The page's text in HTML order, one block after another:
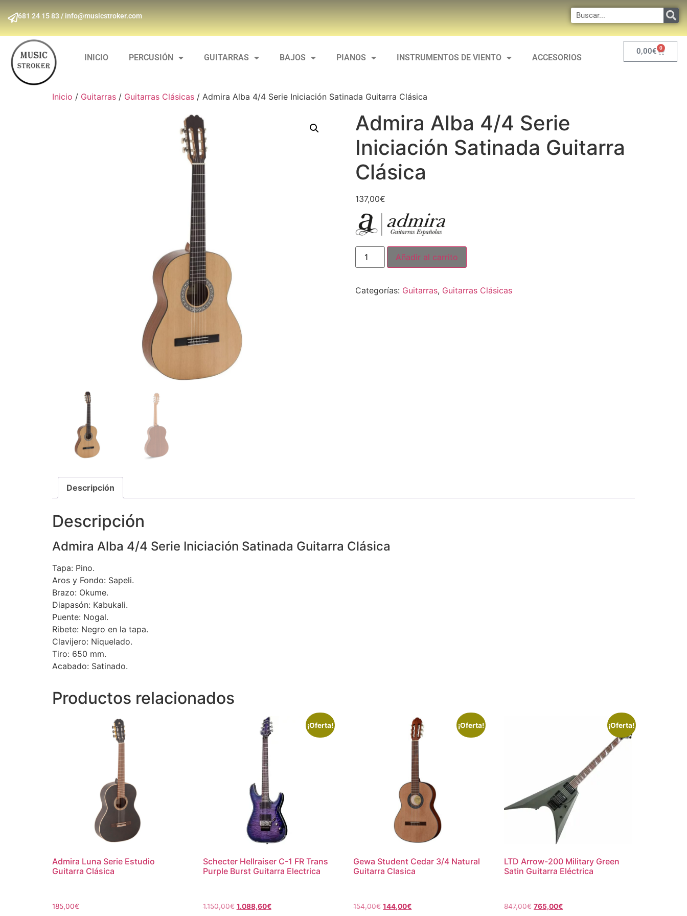
681 24 15 83 / info@musicstroker.com
INICIO PERCUSIÓN GUITARRAS BAJOS PIANOS INSTRUMENTOS DE VIENTO ACCESORIOS
0,00€ 0
Inicio / Guitarras / Guitarras Clásicas / Admira Alba 4/4 Serie Iniciación Satinada Guitarra Clásica
Admira Alba 4/4 Serie
Iniciación Satinada Guitarra
Clásica
137,00€
Añadir al carrito
Categorías: Guitarras, Guitarras Clásicas
Descripción
Descripción
Admira Alba 4/4 Serie Iniciación Satinada Guitarra Clásica
Tapa: Pino.
Aros y Fondo: Sapeli.
Brazo: Okume.
Diapasón: Kabukali.
Puente: Nogal.
Ribete: Negro en la tapa.
Clavijero: Niquelado.
Tiro: 650 mm.
Acabado: Satinado.
Productos relacionados
Admira Luna Serie Estudio
Guitarra Clásica
185,00€
¡Oferta!
Schecter Hellraiser C-1 FR Trans
Purple Burst Guitarra Electrica
1.150,00€ 1.088,60€
¡Oferta!
Gewa Student Cedar 3/4 Natural
Guitarra Clasica
154,00€ 144,00€
¡Oferta!
LTD Arrow-200 Military Green
Satin Guitarra Eléctrica
847,00€ 765,00€